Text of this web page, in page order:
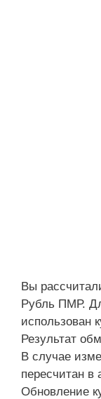
Вы
Рубль ПМР.
использован
Результат
В случае
пересчитан в
Обновление